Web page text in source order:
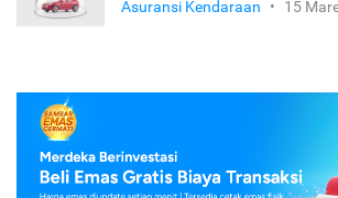
Asuransi Kendaraan • 15